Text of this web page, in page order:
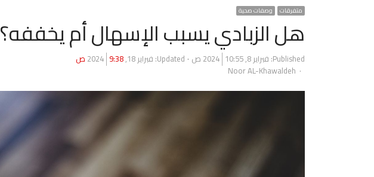
متفرقات وصفات صحية
هل الزبادي يسبب الإسهال أم يخففه؟
Published: فبراير 8, 2024 10:55 ص Updated: فبراير 18, 2024 9:38 ص
Author
Noor AL-Khawaldeh